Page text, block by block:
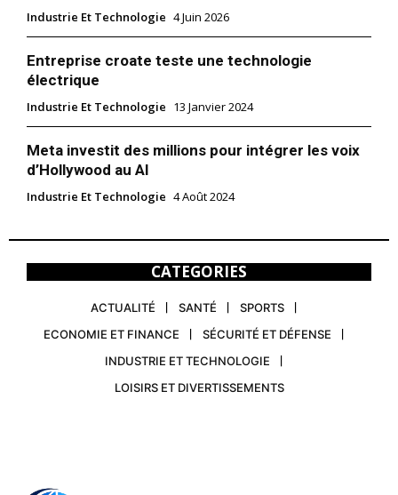
Industrie Et Technologie 4 Juin 2026
Entreprise croate teste une technologie
électrique
Industrie Et Technologie 13 Janvier 2024
Meta investit des millions pour intégrer les voix
d’Hollywood au AI
Industrie Et Technologie 4 Août 2024
CATEGORIES
ACTUALITÉ SANTÉ
SPORTS
ECONOMIE ET FINANCE
SÉCURITÉ ET DÉFENSE
INDUSTRIE ET TECHNOLOGIE
LOISIRS ET DIVERTISSEMENTS